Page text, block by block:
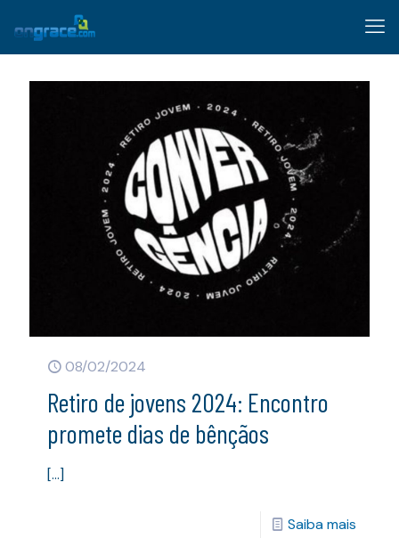
08/02/2024
Retiro de jovens 2024: Encontro
promete dias de bênçãos
[…]
Saiba mais